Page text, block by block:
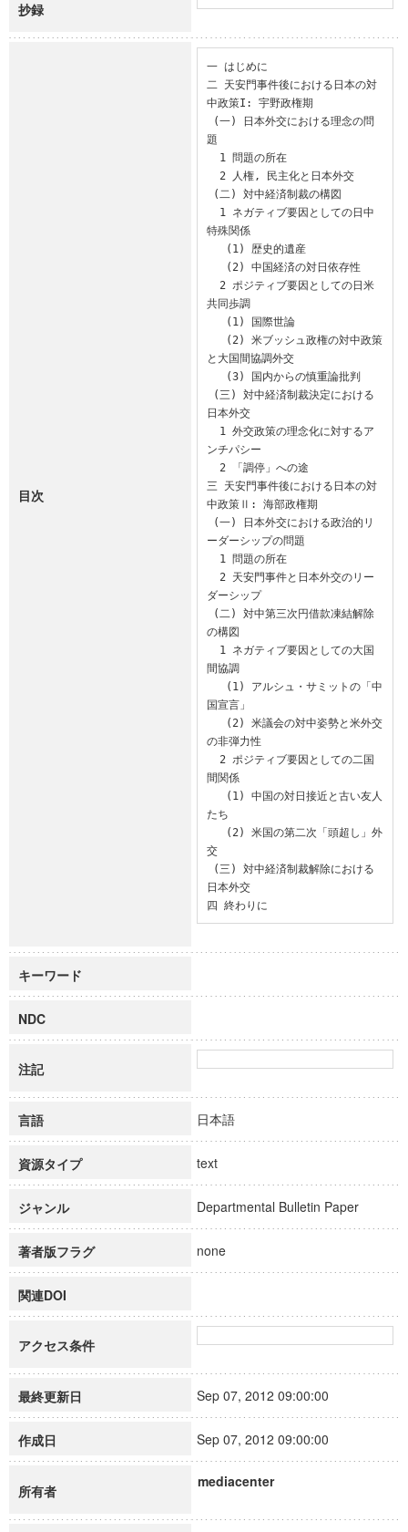
抄録
目次
一 はじめに
二 天安門事件後における日本の対
中政策I: 宇野政権期
題
特殊関係
共同歩調
と大国間協調外交
日本外交
ンチパシー
三 天安門事件後における日本の対
中政策Ⅱ: 海部政権期
ーダーシップの問題
ダーシップ
の構図
間協調
国宣言」
の非弾力性
間関係
たち
交
日本外交
四 終わりに
キーワード
NDC
注記
言語 日本語
資源タイプ text
ジャンル Departmental Bulletin Paper
著者版フラグ none
関連DOI
アクセス条件
最終更新日 Sep 07, 2012 09:00:00
作成日 Sep 07, 2012 09:00:00
所有者
mediacenter